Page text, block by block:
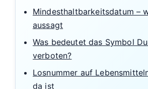
Mindesthaltbarkeitsdatum –
aussagt
Was bedeutet das Symbol
verboten?
Losnummer auf
da ist